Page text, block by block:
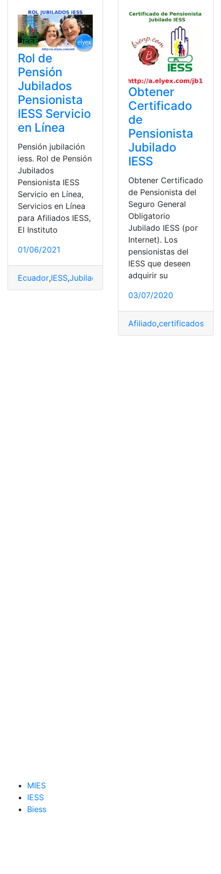
Rol de
Pensión
Jubilados
Pensionista
IESS Servicio
en Línea
Pensión jubilación
iess. Rol de Pensión
Jubilados
Pensionista IESS
Servicio en Línea,
Servicios en Línea
para Afiliados IESS,
El Instituto
01/06/2021
Ecuador,IESS,Jubilados Pensionista,top2
Obtener
Certificado
de
Pensionista
Jubilado
IESS
Obtener Certificado
de Pensionista del
Seguro General
Obligatorio
Jubilado IESS (por
Internet). Los
pensionistas del
IESS que deseen
adquirir su
03/07/2020
Afiliado,certificados
MIES
IESS
Biess